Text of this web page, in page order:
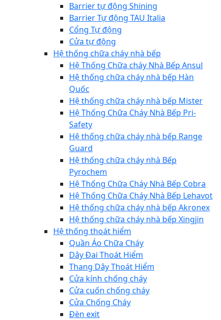
Barrier tự động Shining
Barrier Tự động TAU Italia
Cổng Tự động
Cửa tự động
Hệ thống chữa cháy nhà bếp
Hệ Thống Chữa cháy Nhà Bếp Ansul
Hệ thống chữa cháy nhà bếp Hàn
Quốc
Hệ thống chữa cháy nhà bếp Mister
Hệ Thống Chữa Cháy Nhà Bếp Pri-
Safety
Hệ thống chữa cháy nhà bếp Range
Guard
Hệ thống chữa cháy nhà Bếp
Pyrochem
Hệ Thống Chữa Cháy Nhà Bếp Cobra
Hệ Thống Chữa Cháy Nhà Bếp Lehavot
Hệ thống chữa cháy nhà bếp Akronex
Hệ thống chữa cháy nhà bếp Xingjin
Hệ thống thoát hiểm
Quần Áo Chữa Cháy
Dây Đai Thoát Hiểm
Thang Dây Thoát Hiểm
Cửa kính chống cháy
Cửa cuốn chống cháy
Cửa Chống Cháy
Đèn exit